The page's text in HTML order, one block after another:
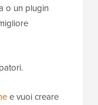
o un plugin
e vuoi creare